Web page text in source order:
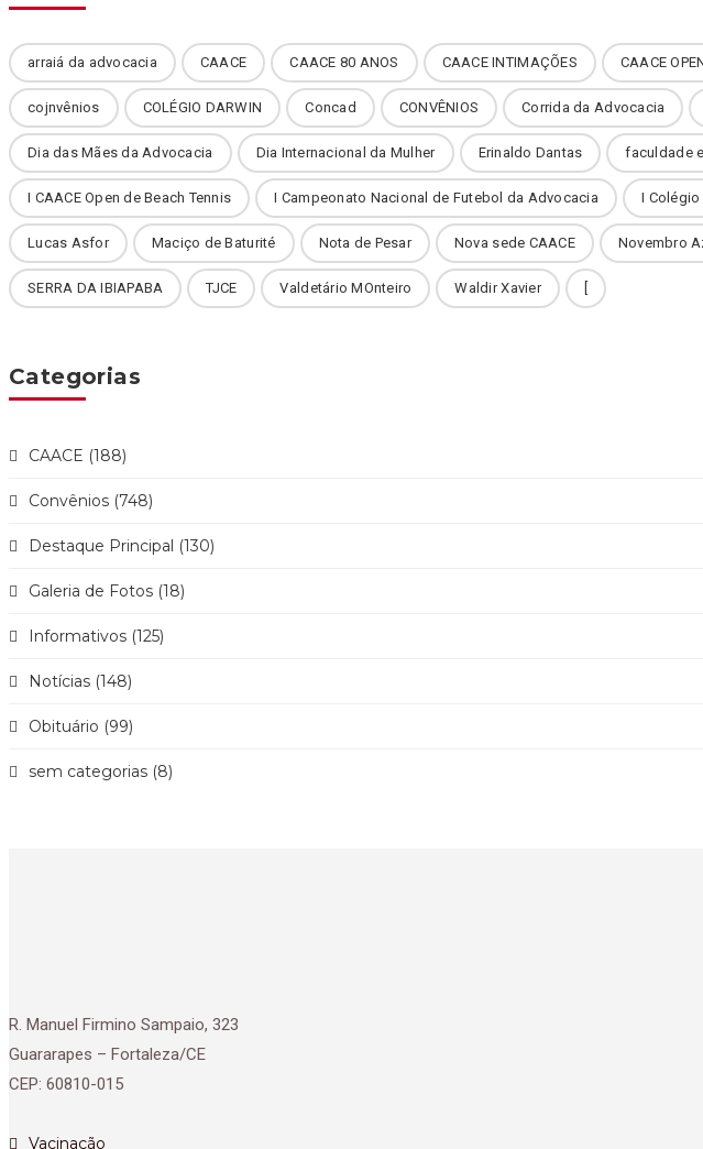
arraiá da advocacia CAACE CAACE 80 ANOS CAACE INTIMAÇÕES CAACE
cojnvênios COLÉGIO DARWIN Concad CONVÊNIOS Corrida da Advocacia
Dia das Mães da Advocacia Dia Internacional da Mulher Erinaldo Dantas faculdade
I CAACE Open de Beach Tennis I Campeonato Nacional de Futebol da Advocacia I
Lucas Asfor Maciço de Baturité Nota de Pesar Nova sede CAACE Novembro
SERRA DA IBIAPABA TJCE Valdetário MOnteiro Waldir Xavier
Categorias
CAACE (188)
Convênios (748)
Destaque Principal (130)
Galeria de Fotos (18)
Informativos (125)
Notícias (148)
Obituário (99)
sem categorias (8)
R. Manuel Firmino Sampaio, 323
Guararapes – Fortaleza/CE
CEP: 60810-015
Vacinação